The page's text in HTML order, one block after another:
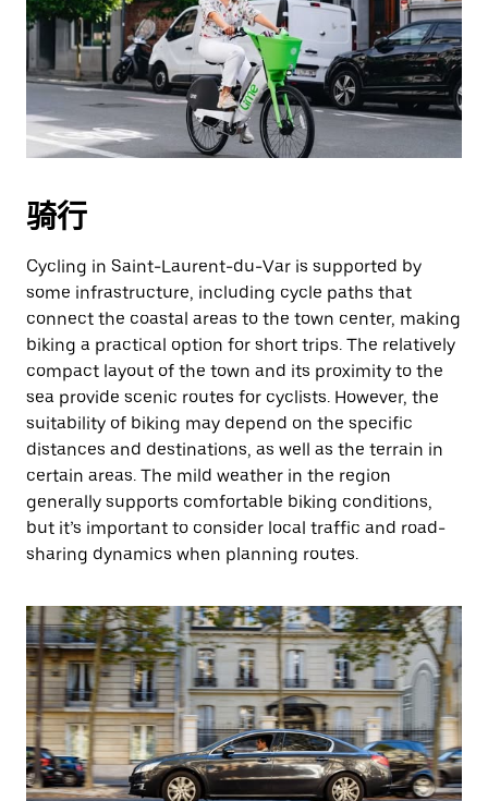
骑行
Cycling in Saint-Laurent-du-Var is supported by
some infrastructure, including cycle paths that
connect the coastal areas to the town center, making
biking a practical option for short trips. The relatively
compact layout of the town and its proximity to the
sea provide scenic routes for cyclists. However, the
suitability of biking may depend on the specific
distances and destinations, as well as the terrain in
certain areas. The mild weather in the region
generally supports comfortable biking conditions,
but it’s important to consider local traffic and road-
sharing dynamics when planning routes.